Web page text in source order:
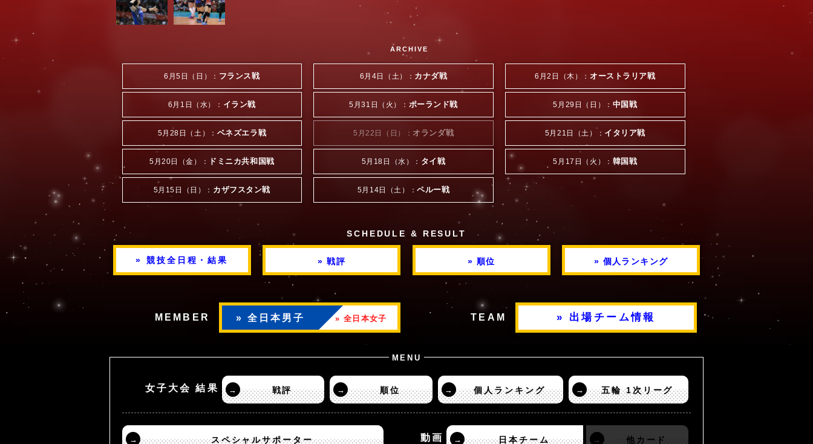
ARCHIVE
6月5日（日）： フランス戦 6月4日（土）： カナダ戦 6月2日（木）： オーストラリア戦
6月1日（水）： イラン戦 5月31日（火）： ポーランド戦 5月29日（日）： 中国戦
5月28日（土）： ベネズエラ戦 5月22日（日）： オランダ戦 5月21日（土）： イタリア戦
5月20日（金）： ドミニカ共和国戦 5月18日（水）： タイ戦 5月17日（火）： 韓国戦
5月15日（日）： カザフスタン戦 5月14日（土）：ペルー戦
SCHEDULE & RESULT
» 競技全日程・結果 » 戦評 » 順位 » 個人ランキング
MEMBER » 全日本男子 » 全日本女子 TEAM » 出場チーム情報
MENU
女子大会 結果 → 戦評 → 順位 → 個人ランキング → 五輪 1次リーグ
→ スペシャルサポーター 動画 → 日本チーム → 他カード